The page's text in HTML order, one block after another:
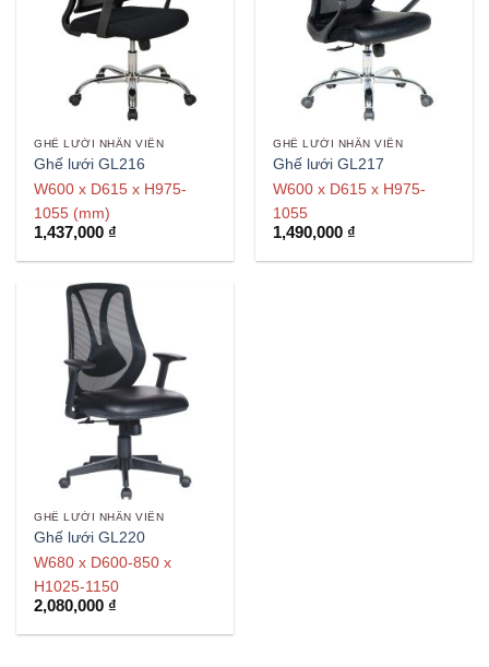
GHẾ LƯỚI NHÂN VIÊN
Ghế lưới GL216
W600 x D615 x H975-
1055 (mm)
1,437,000 ₫
GHẾ LƯỚI NHÂN VIÊN
Ghế lưới GL217
W600 x D615 x H975-
1055
1,490,000 ₫
GHẾ LƯỚI NHÂN VIÊN
Ghế lưới GL220
W680 x D600-850 x
H1025-1150
2,080,000 ₫